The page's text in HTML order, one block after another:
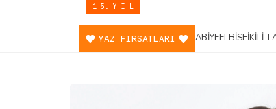
1 5. Y I L
YAZ FIRSATLARI ABIYEELBISEİKILI